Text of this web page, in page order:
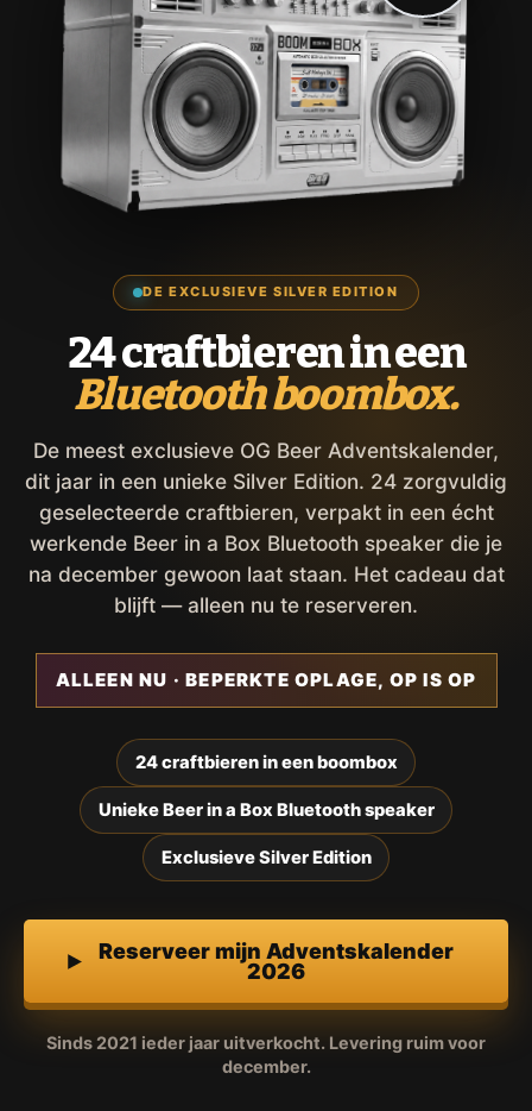
DE EXCLUSIEVE SILVER EDITION
24 craftbieren in een
Bluetooth boombox.
De meest exclusieve OG Beer Adventskalender,
dit jaar in een unieke Silver Edition. 24 zorgvuldig
geselecteerde craftbieren, verpakt in een écht
werkende Beer in a Box Bluetooth speaker die je
na december gewoon laat staan. Het cadeau dat
blijft — alleen nu te reserveren.
ALLEEN NU · BEPERKTE OPLAGE, OP IS OP
24 craftbieren in een boombox
Unieke Beer in a Box Bluetooth speaker
Exclusieve Silver Edition
Reserveer mijn Adventskalender
2026
Sinds 2021 ieder jaar uitverkocht. Levering ruim voor
december.